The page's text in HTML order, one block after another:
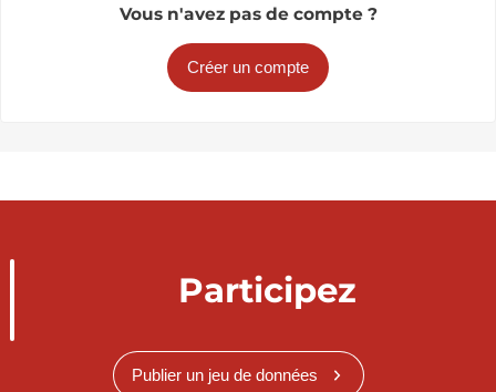
Vous n'avez pas de compte ?
Créer un compte
Participez
Publier un jeu de données